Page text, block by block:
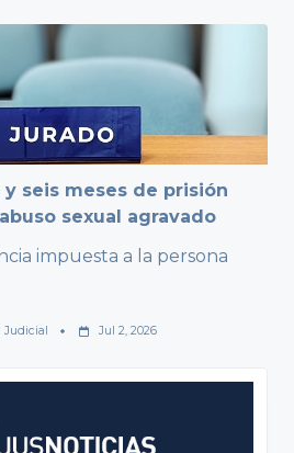
y seis meses de prisión
sexual agravado
impuesta a la persona
Jul 2, 2026